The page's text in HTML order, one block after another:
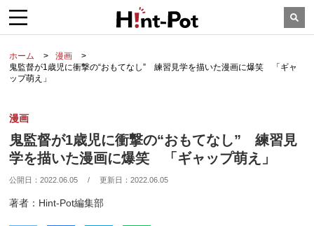
ホーム
漫画
鬼監督が1歳児に衝撃の“おもてなし” 練習見学を描いた漫画に爆笑 「ギャ
ップ萌え」
漫画
鬼監督が1歳児に衝撃の“おもてなし” 練習見
学を描いた漫画に爆笑 「ギャップ萌え」
公開日：2022.06.05 / 更新日：2022.06.05
著者：Hint-Pot編集部